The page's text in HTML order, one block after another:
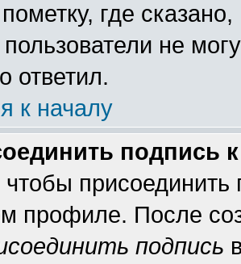
где
не
ответил.
к началу
подпись
чтобы
профиле. После
подпись